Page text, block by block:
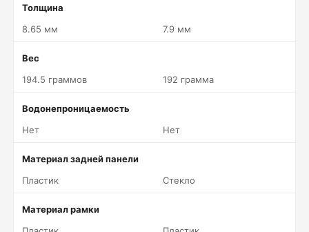
Толщина
8.65 мм
7.9 мм
Вес
194.5 граммов
192 грамма
Водонепроницаемость
Нет
Нет
Материал задней панели
Пластик
Стекло
Материал рамки